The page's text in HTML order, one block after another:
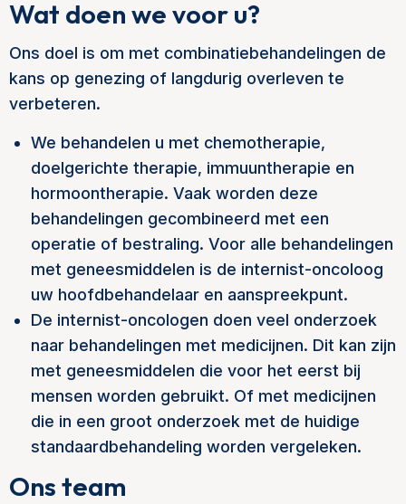
Wat doen we voor u?
Ons doel is om met combinatiebehandelingen de
kans op genezing of langdurig overleven te
verbeteren.
We behandelen u met chemotherapie,
doelgerichte therapie, immuuntherapie en
hormoontherapie. Vaak worden deze
behandelingen gecombineerd met een
operatie of bestraling. Voor alle behandelingen
met geneesmiddelen is de internist-oncoloog
uw hoofdbehandelaar en aanspreekpunt.
De internist-oncologen doen veel onderzoek
naar behandelingen met medicijnen. Dit kan zijn
met geneesmiddelen die voor het eerst bij
mensen worden gebruikt. Of met medicijnen
die in een groot onderzoek met de huidige
standaardbehandeling worden vergeleken.
Ons team